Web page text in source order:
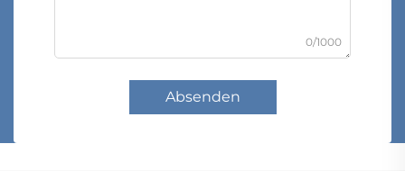
0/1000
Absenden